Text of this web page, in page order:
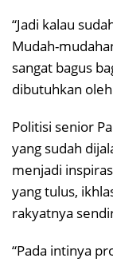
“Jadi kalau
Mudah-
sangat bagus
dibutuhkan
Politisi senior
yang sudah
menjadi
yang tulus,
rakyatnya
“Pada intinya